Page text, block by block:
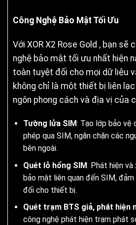
Công Nghệ Bảo Mật Tối Ưu
Với XOR X2 Rose Gold , bạn sẽ
nghệ bảo mật tối ưu nhất hiện
toàn tuyệt đối cho mọi dữ liệu
không chỉ là một thiết bị liên
ngôn phong cách và địa vị của
Tường lửa SIM: Tạo lớp bảo vệ
phép qua SIM, ngăn chặn các
bên ngoài.
Quét lỗ hổng SIM: Phát hiện
bảo mật liên quan đến SIM,
đối cho thiết bị.
Quét trạm BTS giả, phát hiện
công nghệ phát hiện trạm phát